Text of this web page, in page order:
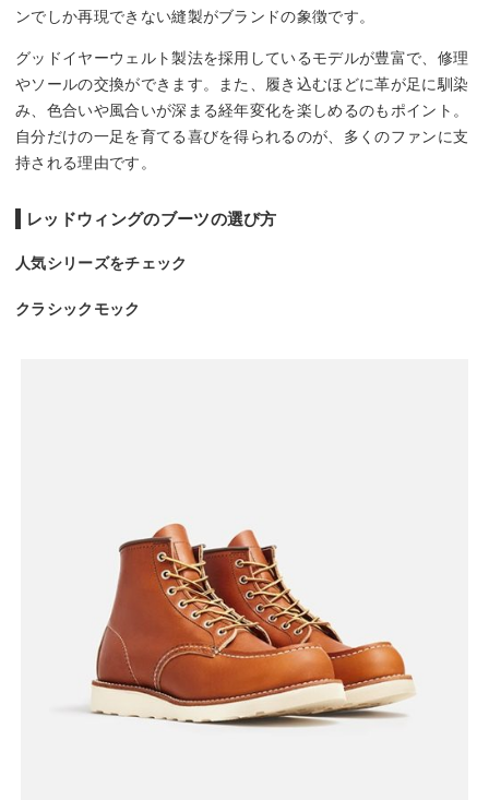
ンでしか再現できない縫製がブランドの象徴です。
グッドイヤーウェルト製法を採用しているモデルが豊富で、修理
やソールの交換ができます。また、履き込むほどに革が足に馴染
み、色合いや風合いが深まる経年変化を楽しめるのもポイント。
自分だけの一足を育てる喜びを得られるのが、多くのファンに支
持される理由です。
レッドウィングのブーツの選び方
人気シリーズをチェック
クラシックモック